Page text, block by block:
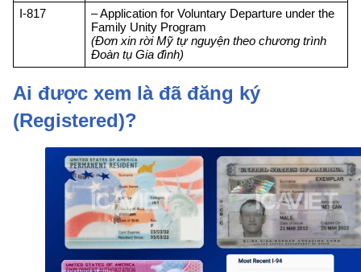
I-817
– Application for Voluntary Departure under the
Family Unity Program
(Đơn xin rời Mỹ tự nguyện theo chương trình
Đoàn tụ Gia đình)
Ai được xem là đã đăng ký
(Registered)?